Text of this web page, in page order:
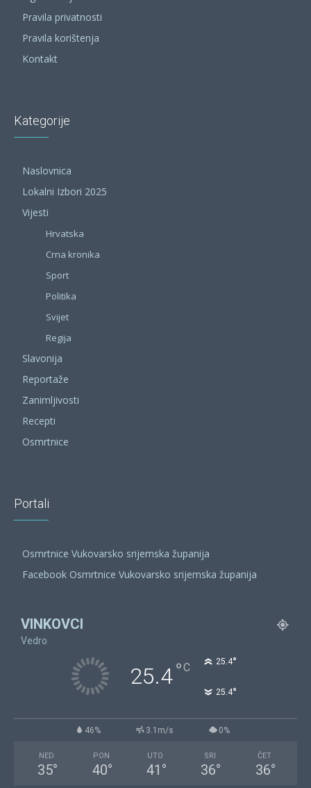
Pravila privatnosti
Pravila korištenja
Kontakt
Kategorije
Naslovnica
Lokalni Izbori 2025
Vijesti
Hrvatska
Crna kronika
Sport
Politika
Svijet
Regija
Slavonija
Reportaže
Zanimljivosti
Recepti
Osmrtnice
Portali
Osmrtnice Vukovarsko srijemska županija
Facebook Osmrtnice Vukovarsko srijemska županija
VINKOVCI
Vedro
25.4°C 25.4°
25.4°
46% 3.1m/s 0%
NED
35°
PON
40°
UTO
41 °
SRI
36°
ČET
36°